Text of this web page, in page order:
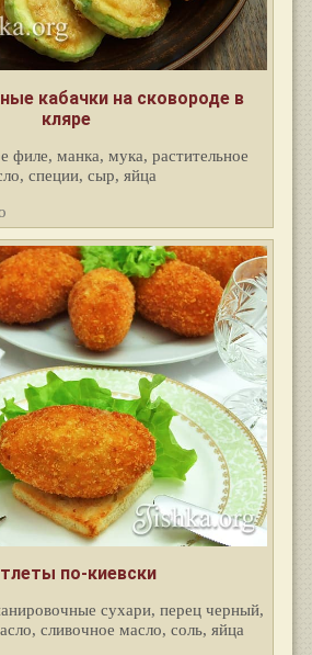
кляре
филе, манка, мука, растительное
специи, сыр, яйца
по-киевски
сухари, перец черный,
сливочное масло, соль, яйца